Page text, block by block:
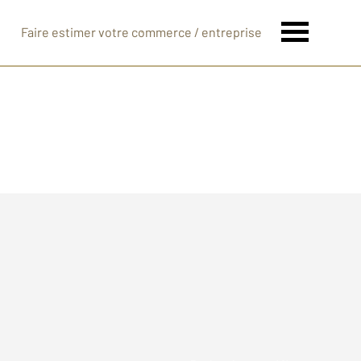
Faire estimer votre commerce / entreprise